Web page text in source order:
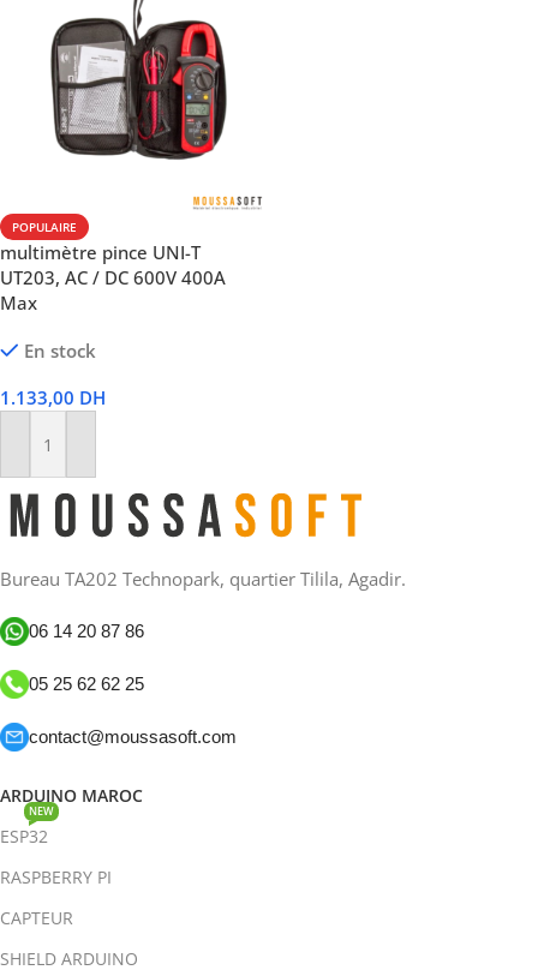
POPULAIRE
multimètre pince UNI-T
UT203, AC / DC 600V 400A
Max
En stock
1.133,00 DH
Ajouter Au Panier
Bureau TA202 Technopark, quartier Tilila, Agadir.
06 14 20 87 86
05 25 62 62 25
contact@moussasoft.com
ARDUINO MAROC
ESP32
NEW
RASPBERRY PI
CAPTEUR
SHIELD ARDUINO